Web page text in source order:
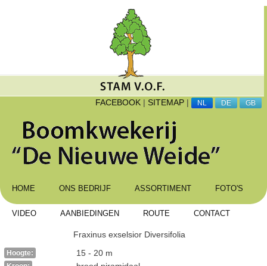
FACEBOOK | SITEMAP | NL DE GB
HOME ONS BEDRIJF ASSORTIMENT FOTO'S
VIDEO AANBIEDINGEN ROUTE CONTACT
Fraxinus exselsior Diversifolia
Hoogte: 15 - 20 m